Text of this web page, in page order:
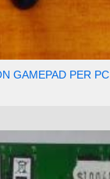
GAMEPAD PER PC